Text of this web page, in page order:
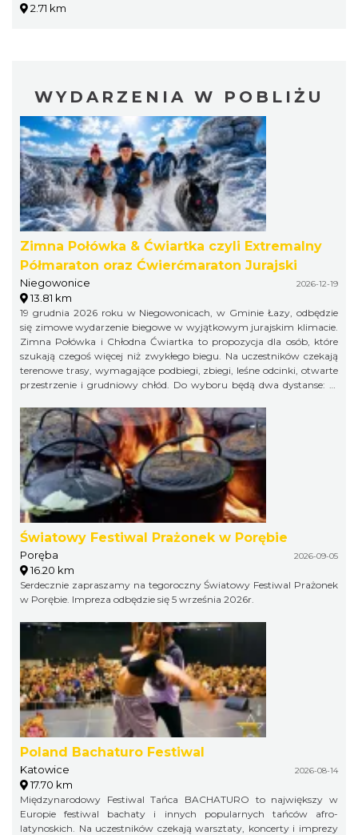
2.71 km
WYDARZENIA W POBLIŻU
Zimna Połówka & Ćwiartka czyli Extremalny
Półmaraton oraz Ćwierćmaraton Jurajski
Niegowonice 2026-12-19
13.81 km
19 grudnia 2026 roku w Niegowonicach, w Gminie Łazy, odbędzie
się zimowe wydarzenie biegowe w wyjątkowym jurajskim klimacie.
Zimna Połówka i Chłodna Ćwiartka to propozycja dla osób, które
szukają czegoś więcej niż zwykłego biegu. Na uczestników czekają
terenowe trasy, wymagające podbiegi, zbiegi, leśne odcinki, otwarte
przestrzenie i grudniowy chłód. Do wyboru będą dwa dystanse: 21
jako Extremalny Ćwierćmaraton Jurajski. Krótszy dystans jest
przeznaczony zarówno dla biegaczy, jak i miłośników nordic
walking. Trasy zostaną przygotowane bezpiecznie, ale zachowają
swój terenowy charakter i zimowy pazur.
Światowy Festiwal Prażonek w Porębie
Poręba 2026-09-05
16.20 km
Serdecznie zapraszamy na tegoroczny Światowy Festiwal Prażonek
w Porębie. Impreza odbędzie się 5 września 2026r.
Poland Bachaturo Festiwal
Katowice 2026-08-14
17.70 km
Międzynarodowy Festiwal Tańca BACHATURO to największy w
Europie festiwal bachaty i innych popularnych tańców afro-
latynoskich. Na uczestników czekają warsztaty, koncerty i imprezy